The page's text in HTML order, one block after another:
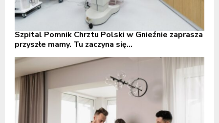
Szpital Pomnik Chrztu Polski w Gnieźnie zaprasza
przyszłe mamy. Tu zaczyna się...